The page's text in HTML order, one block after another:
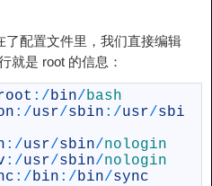
了配置文件里，我们直接编辑
就是 root 的信息：
: / bin/ bash
: /usr/sbin : /usr/sbi
: /usr/sbin/nologin
: /usr/sbin/nologin
: / bin : / bin/sync